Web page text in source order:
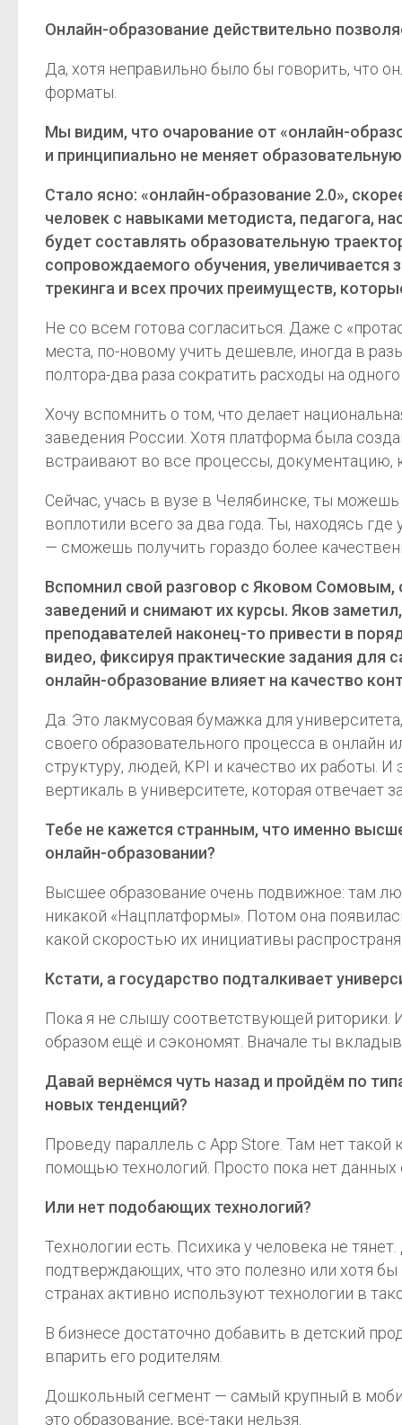
Онлайн-образование действительно
Да, хотя неправильно было бы говорить, что
форматы.
Мы видим, что очарование от «онлайн-
и принципиально не меняет
Стало ясно: «онлайн-образование 2.0»,
человек с навыками методиста, педагога,
будет составлять образовательную
сопровождаемого обучения, увеличивается
трекинга и всех прочих преимуществ,
Не со всем готова согласиться. Даже с
места, по-новому учить дешевле, иногда в
полтора-два раза сократить расходы на
Хочу вспомнить о том, что делает
заведения России. Хотя платформа была
встраивают во все процессы, документацию,
Сейчас, учась в вузе в Челябинске, ты
воплотили всего за два года. Ты, находясь
— сможешь получить гораздо более
Вспомнил свой разговор с Яковом
заведений и снимают их курсы. Яков
преподавателей наконец-то привести в
видео, фиксируя практические задания для
онлайн-образование влияет на качество
Да. Это лакмусовая бумажка для
своего образовательного процесса в онлайн
структуру, людей, KPI и качество их работы.
вертикаль в университете, которая отвечает
Тебе не кажется странным, что именно
онлайн-образовании?
Высшее образование очень подвижное: там
никакой «Нацплатформы». Потом она
какой скоростью их инициативы
Кстати, а государство подталкивает
Пока я не слышу соответствующей риторики.
образом ещё и сэкономят. Вначале ты
Давай вернёмся чуть назад и пройдём по
новых тенденций?
Проведу параллель с App Store. Там нет такой
помощью технологий. Просто пока нет данных
Или нет подобающих технологий?
Технологии есть. Психика у человека не
подтверждающих, что это полезно или хотя
странах активно используют технологии в
В бизнесе достаточно добавить в детский
впарить его родителям.
Дошкольный сегмент — самый крупный в
это образование, всё-таки нельзя.